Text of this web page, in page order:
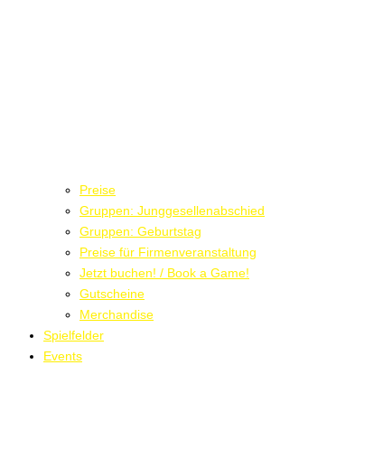
Preise
Gruppen: Junggesellenabschied
Gruppen: Geburtstag
Preise für Firmenveranstaltung
Jetzt buchen! / Book a Game!
Gutscheine
Merchandise
Spielfelder
Events